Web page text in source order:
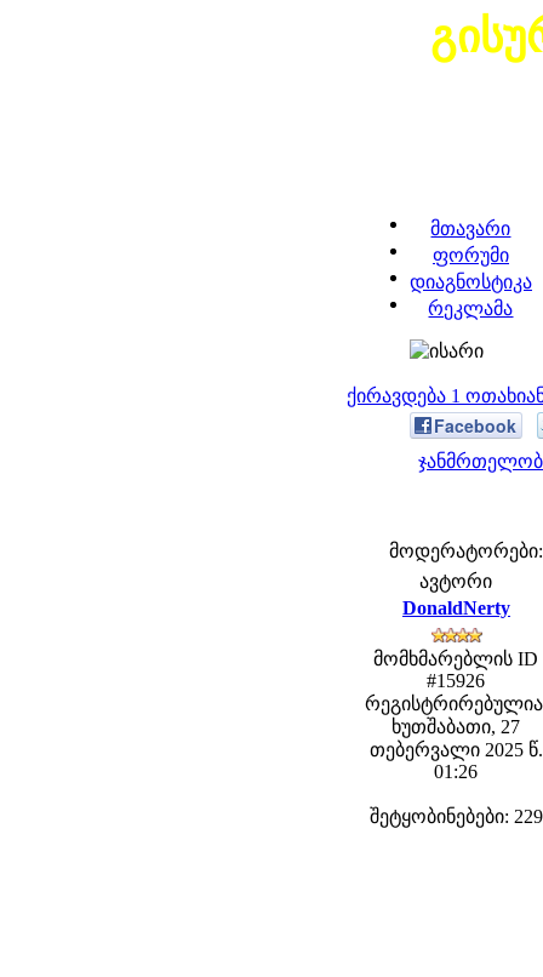
მთავარი
ფორუმი
დიაგნოსტიკა
რეკლამა
ქირავდება 1
Facebook
მოდერატორები:
ავტორი
DonaldNerty
მომხმარებლის ID
#15926
ხუთშაბათი, 27
თებერვალი 2025 წ.
01:26
შეტყობინებები: 229